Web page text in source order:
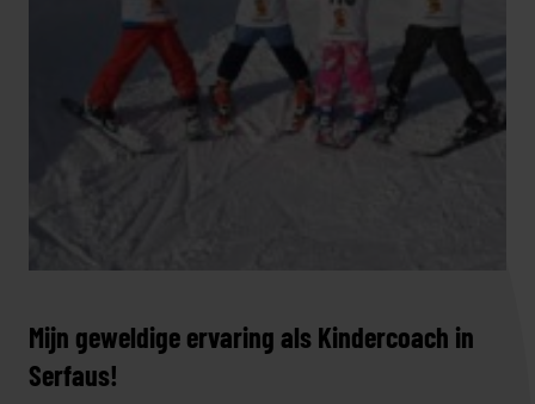
Mijn geweldige ervaring als Kindercoach in
Serfaus!